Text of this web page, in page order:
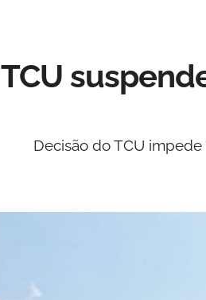
TCU
Decisão do TCU